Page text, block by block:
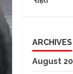
ARCHIVES
August